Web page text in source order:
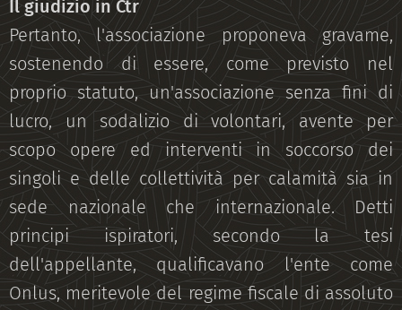
Il giudizio in Ctr
Pertanto, l'associazione proponeva gravame,
sostenendo di essere, come previsto nel
proprio statuto, un'associazione senza fini di
lucro, un sodalizio di volontari, avente per
scopo opere ed interventi in soccorso dei
singoli e delle collettività per calamità sia in
sede nazionale che internazionale. Detti
principi ispiratori, secondo la tesi
dell'appellante, qualificavano l'ente come
Onlus, meritevole del regime fiscale di assoluto